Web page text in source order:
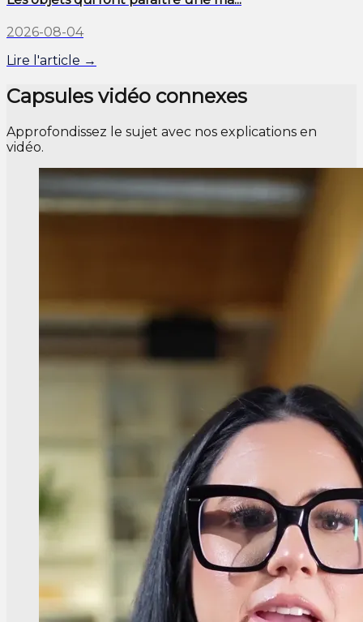
2026-08-04
Lire l'article →
Capsules vidéo connexes
Approfondissez le sujet avec nos explications en
vidéo.